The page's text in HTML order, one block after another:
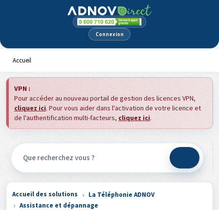
Panneau de gestion des cookies
Connexion
Accueil
VPN :
Pour accéder au nouveau portail de gestion des licences VPN,
cliquez ici. Pour vous aider dans l'activation de votre licence et
de l'authentification multi-facteurs, cliquez ici.
Accueil des solutions
La Téléphonie ADNOV
Assistance et dépannage